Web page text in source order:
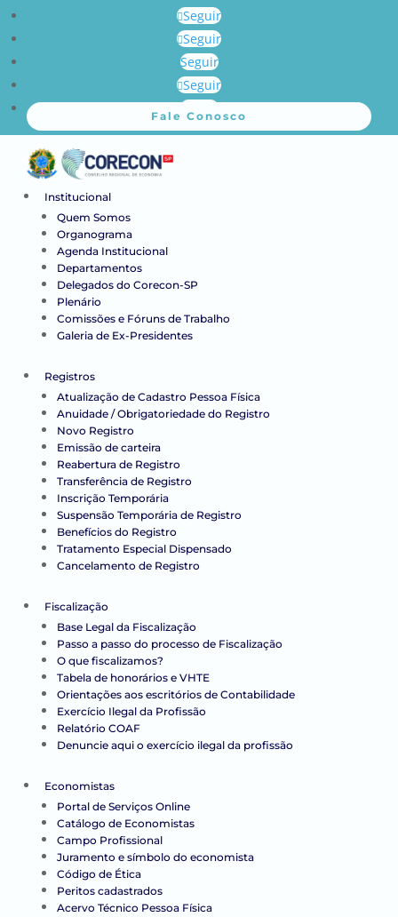
Seguir
Seguir
Seguir
Seguir
Seguir
Fale Conosco
Institucional
Quem Somos
Organograma
Agenda Institucional
Departamentos
Delegados do Corecon-SP
Plenário
Comissões e Fóruns de Trabalho
Galeria de Ex-Presidentes
Registros
Atualização de Cadastro Pessoa Física
Anuidade / Obrigatoriedade do Registro
Novo Registro
Emissão de carteira
Reabertura de Registro
Transferência de Registro
Inscrição Temporária
Suspensão Temporária de Registro
Benefícios do Registro
Tratamento Especial Dispensado
Cancelamento de Registro
Fiscalização
Base Legal da Fiscalização
Passo a passo do processo de Fiscalização
O que fiscalizamos?
Tabela de honorários e VHTE
Orientações aos escritórios de Contabilidade
Exercício Ilegal da Profissão
Relatório COAF
Denuncie aqui o exercício ilegal da profissão
Economistas
Portal de Serviços Online
Catálogo de Economistas
Campo Profissional
Juramento e símbolo do economista
Código de Ética
Peritos cadastrados
Acervo Técnico Pessoa Física